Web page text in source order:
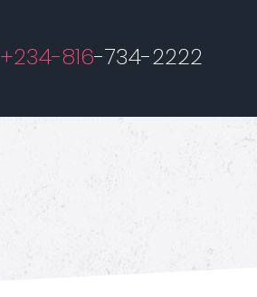
+234-816-734-2222